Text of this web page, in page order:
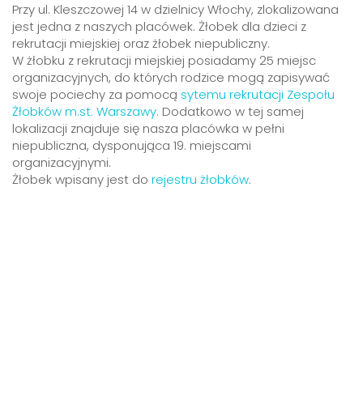
Przy ul. Kleszczowej 14 w dzielnicy Włochy, zlokalizowana
jest jedna z naszych placówek. Żłobek dla dzieci z
rekrutacji miejskiej oraz żłobek niepubliczny.
W żłobku z rekrutacji miejskiej posiadamy 25 miejsc
organizacyjnych, do których rodzice mogą zapisywać
swoje pociechy za pomocą sytemu rekrutacji Zespołu
Żłobków m.st. Warszawy. Dodatkowo w tej samej
lokalizacji znajduje się nasza placówka w pełni
niepubliczna, dysponująca 19. miejscami
organizacyjnymi.
Żłobek wpisany jest do rejestru żłobków.